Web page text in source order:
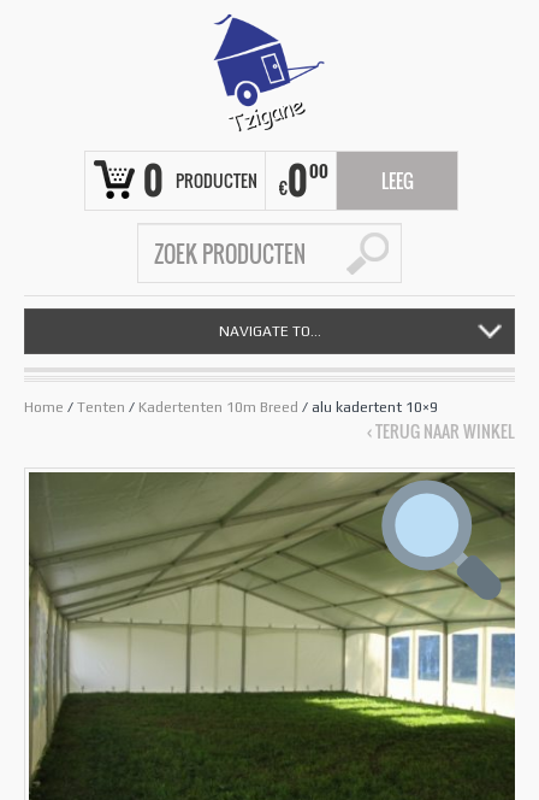
0 PRODUCTEN €000 LEEG
NAVIGATE TO...
Home / Tenten / Kadertenten 10m Breed / alu kadertent 10×9
‹ TERUG NAAR WINKEL